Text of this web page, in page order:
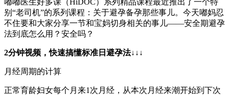
别“老司机”的系列课程：关于避孕备孕那些事儿。今天嘟妈忍
不住要和大家分享一节和宝妈切身相关的事儿——安全期避孕
法到底怎么用？安全吗？
2分钟视频，快速搞懂标准日避孕法↓ ↓ ↓
月经周期的计算
正常育龄妇女每个月来1次月经，从本次月经来潮开始到下次